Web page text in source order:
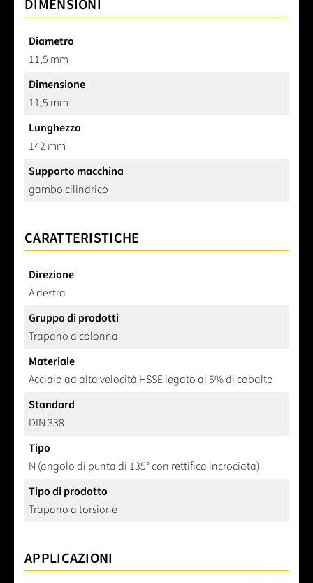
DIMENSIONI
Diametro
11,5 mm
Dimensione
11,5 mm
Lunghezza
142 mm
Supporto macchina
gambo cilindrico
CARATTERISTICHE
Direzione
A destra
Gruppo di prodotti
Trapano a colonna
Materiale
Acciaio ad alta velocità HSSE legato al 5% di cobalto
Standard
DIN 338
Tipo
N (angolo di punta di 135° con rettifica incrociata)
Tipo di prodotto
Trapano a torsione
APPLICAZIONI